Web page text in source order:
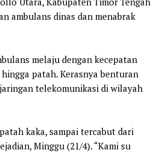
ambulans dinas dan menabrak
melaju dengan kecepatan
patah. Kerasnya benturan
telekomunikasi di wilayah
kaka, sampai tercabut dari
Minggu (21/4). “Kami su